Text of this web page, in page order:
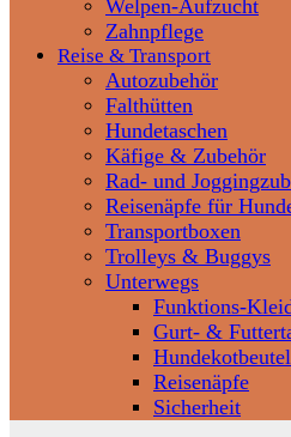
Welpen-Aufzucht
Zahnpflege
Reise & Transport
Autozubehör
Falthütten
Hundetaschen
Käfige & Zubehör
Rad- und
Reisenäpfe für
Transportboxen
Trolleys & Buggys
Unterwegs
Funktions-
Gurt- &
Reisenäpfe
Sicherheit